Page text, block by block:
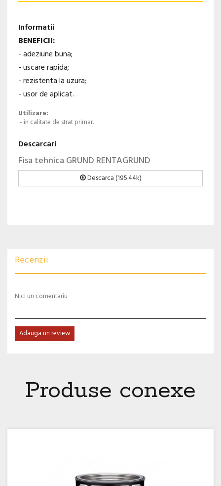
Informatii
BENEFICII:
- adeziune buna;
- uscare rapida;
- rezistenta la uzura;
- usor de aplicat.
Utilizare:
- in calitate de strat primar.
Descarcari
Fisa tehnica GRUND RENTAGRUND
Descarca (195.44k)
Recenzii
Nici un comentariu
Adauga un review
Produse conexe